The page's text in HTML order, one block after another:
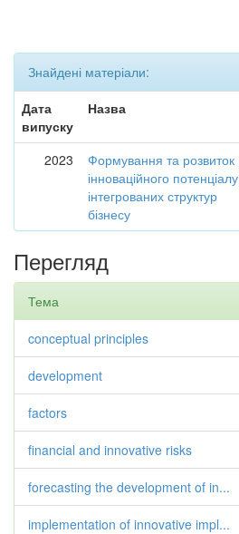
Знайдені матеріали:
Дата
випуску
Назва
2023
Формування та розвиток
інноваційного потенціалу
інтегрованих структур
бізнесу
Перегляд
Тема
conceptual principles
development
factors
financial and innovative risks
forecasting the development of in...
implementation of innovative impl...